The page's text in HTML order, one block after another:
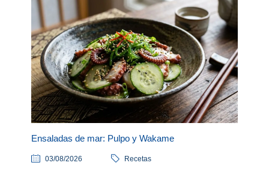
Ensaladas de mar: Pulpo y Wakame
03/08/2026 Recetas